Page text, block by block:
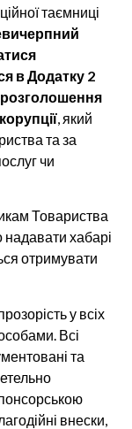
таємниці
вДодатку 2
, який
та за
чи
Товариства
хабарі
отримувати
у всіх
Всі
та
внески,